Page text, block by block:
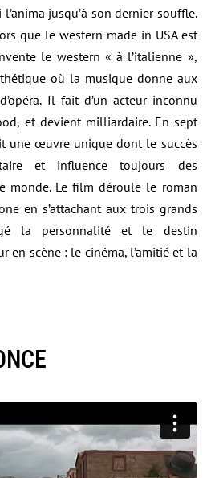
jusqu’à son dernier souffle.
que le western made in USA est
le western « à l’italienne »,
où la musique donne aux
Il fait d’un acteur inconnu
et devient milliardaire. En sept
une œuvre unique dont le succès
et influence toujours des
monde. Le film déroule le roman
en s’attachant aux trois grands
la personnalité et le destin
en scène : le cinéma, l’amitié et la